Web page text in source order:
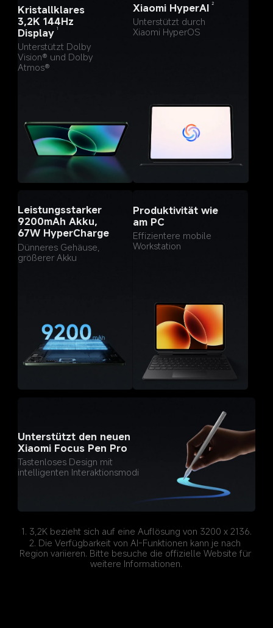
Kristallklares
3,2K 144Hz
Display 1
Unterstützt Dolby
Vision® und Dolby
Atmos®
Xiaomi HyperAI 2
Unterstützt durch
Xiaomi HyperOS
Leistungsstarker
9200mAh Akku,
67W HyperCharge
Dünneres Gehäuse,
größerer Akku
Produktivität wie
am PC
Effizientere mobile
Workstation
Unterstützt den neuen
Xiaomi Focus Pen Pro
Tastenloses Design mit
intelligenten Interaktionsmodi
1. 3,2K bezieht sich auf eine Auflösung von 3200 x 2136.
2. Die Verfügbarkeit von AI-Funktionen kann je nach
Region variieren. Bitte besuche die offizielle Website für
weitere Informationen.